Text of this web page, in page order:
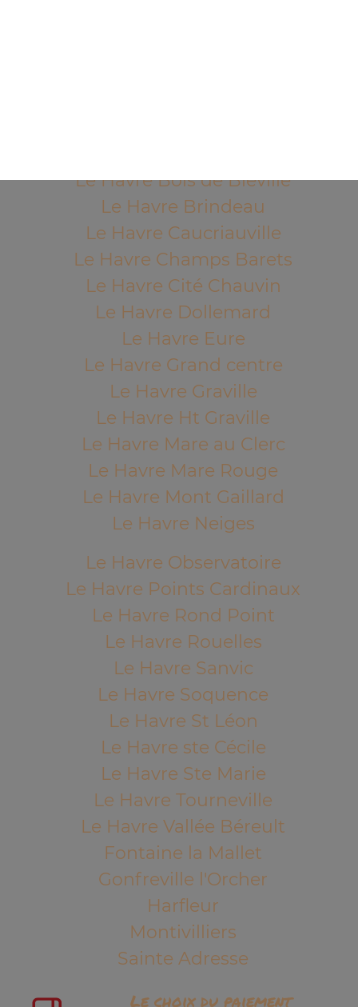
Le Havre Bois de Bléville
Le Havre Brindeau
Le Havre Caucriauville
Le Havre Champs Barets
Le Havre Cité Chauvin
Le Havre Dollemard
Le Havre Eure
Le Havre Grand centre
Le Havre Graville
Le Havre Ht Graville
Le Havre Mare au Clerc
Le Havre Mare Rouge
Le Havre Mont Gaillard
Le Havre Neiges
Le Havre Observatoire
Le Havre Points Cardinaux
Le Havre Rond Point
Le Havre Rouelles
Le Havre Sanvic
Le Havre Soquence
Le Havre St Léon
Le Havre ste Cécile
Le Havre Ste Marie
Le Havre Tourneville
Le Havre Vallée Béreult
Fontaine la Mallet
Gonfreville l'Orcher
Harfleur
Montivilliers
Sainte Adresse
Le choix du paiement